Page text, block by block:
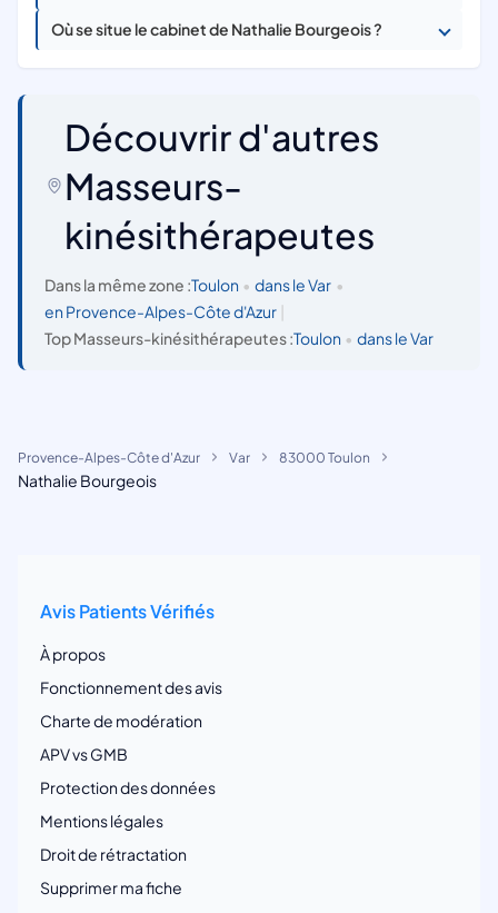
Où se situe le cabinet de Nathalie Bourgeois ?
Découvrir d'autres
Masseurs-
kinésithérapeutes
Dans la même zone :Toulon • dans le Var •
en Provence-Alpes-Côte d'Azur
Top Masseurs-kinésithérapeutes :Toulon • dans le Var
Provence-Alpes-Côte d'Azur Var 83000 Toulon
Nathalie Bourgeois
Avis Patients Vérifiés
À propos
Fonctionnement des avis
Charte de modération
APV vs GMB
Protection des données
Mentions légales
Droit de rétractation
Supprimer ma fiche